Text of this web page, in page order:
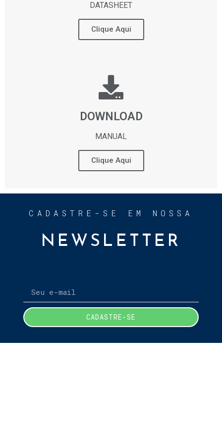
DATASHEET
Clique Aqui
DOWNLOAD
MANUAL
Clique Aqui
CADASTRE-SE EM NOSSA
NEWSLETTER
CADASTRE-SE